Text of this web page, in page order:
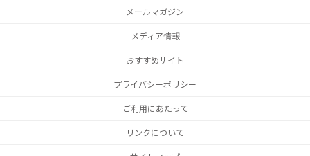
メールマガジン
メディア情報
おすすめサイト
プライバシーポリシー
ご利用にあたって
リンクについて